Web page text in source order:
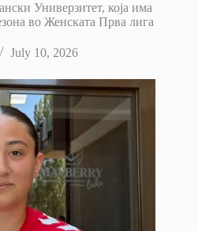
Универзитет, која има
во Женската Прва лига
July 10, 2026